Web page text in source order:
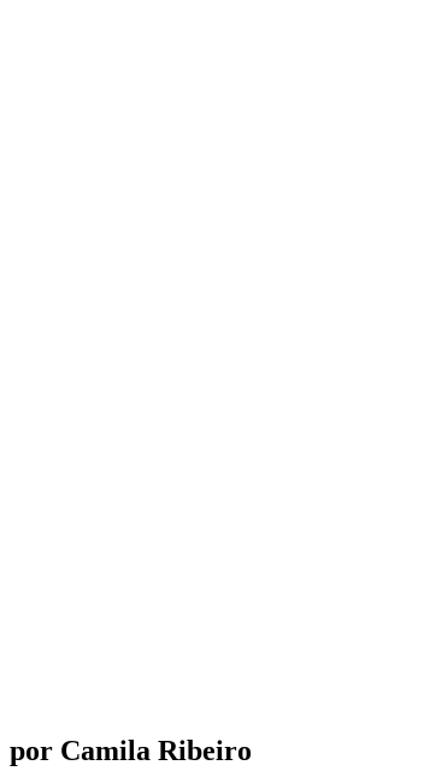
por Camila Ribeiro